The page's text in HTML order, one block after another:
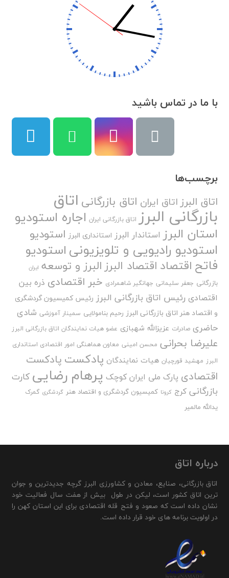
با ما در تماس باشید
برچسب‌ها
اتاق البرزاتاق ایران اتاق بازرگانی اتاق
بازرگانی البرز اتاق بازرگانی ایران اجاره استودیو
استان البرز استاندار البرز استانداری البرز استودیو
استودیو رادیویی و تلویزیونیاستودیو
فاتح اقتصاد اقتصاد البرزالبرز و توسعه ایران
بازرگانی جعفر سلیمانی جهانگیر شاهمرادی خبر اقتصادی ذره بین
اقتصادی رئیس اتاق بازرگانی البرز رئیس کمیسیون گردشگری
و اقتصاد هنر اتاق بازرگانی البرز رحیم بنامولایی سمینار آموزشی شادی
حاضری صادرات عزیزالله شهبازی عضو هیات نمایندگان اتاق بازرگانی البرز
علیرضا بحرانی محسن امینی معاون هماهنگی امور اقتصادی استانداری
البرز مهشید قورچیان هیات نمایندگان پادکست پادکست
اقتصادی پارک ملی ایران کوچک پرهام رضایی کارت
بازرگانی کرج کرونا کمیسیون گردشگری و اقتصاد هنر گردشگری گمرک
یدالله مالمیر
درباره اتاق
اتاق بازرگانی، صنایع، معادن و کشاورزی البرز گرچه جدیدترین و جوان
ترین اتاق کشور است، لیکن در طول بیش از هفت سال فعالیت خود
نشان داده است که صعود و فتح قله اقتصادی برای این استان کهن را
در اولویت برنامه های خود قرار داده است.